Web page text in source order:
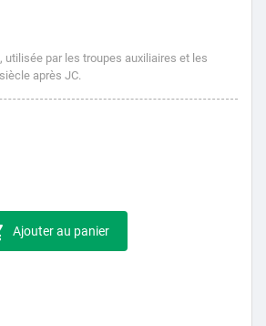
utilisée par les troupes auxiliaires et les
après JC.
Ajouter au panier